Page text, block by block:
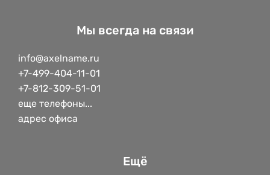
Мы всегда на связи
info@axelname.ru
+7-499-404-11-01
+7-812-309-51-01
еще телефоны...
адрес офиса
Ещё